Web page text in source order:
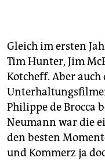
Gleich im ersten
Tim Hunter, Jim
Kotcheff. Aber auch
Philippe de Brocca
Neumann war die
den besten
und Kommerz ja